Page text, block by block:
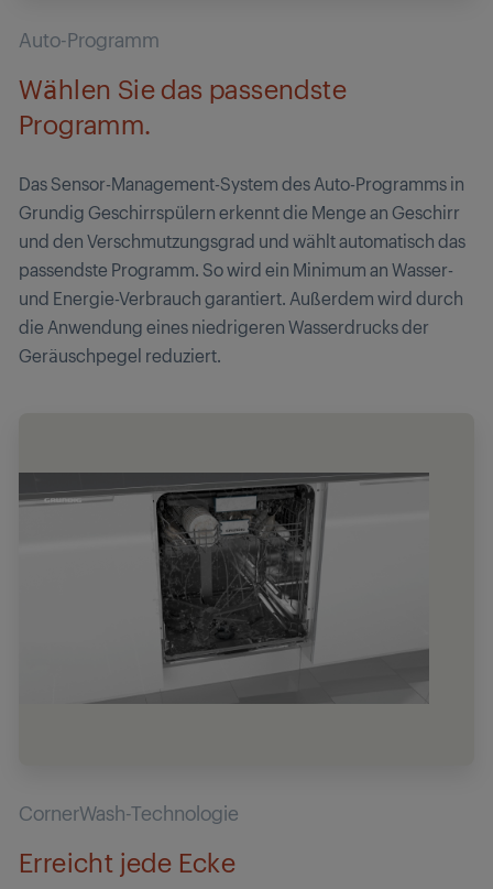
Auto-Programm
Wählen Sie das passendste
Programm.
Das Sensor-Management-System des Auto-Programms in
Grundig Geschirrspülern erkennt die Menge an Geschirr
und den Verschmutzungsgrad und wählt automatisch das
passendste Programm. So wird ein Minimum an Wasser-
und Energie-Verbrauch garantiert. Außerdem wird durch
die Anwendung eines niedrigeren Wasserdrucks der
Geräuschpegel reduziert.
CornerWash-Technologie
Erreicht jede Ecke